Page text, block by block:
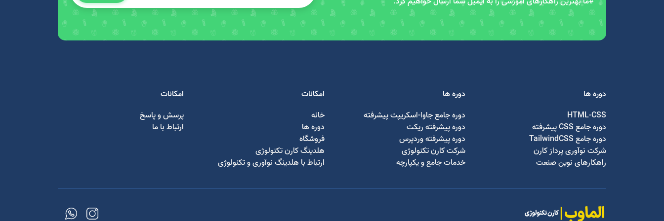
دوره ها
HTML-CSS
دوره جامع CSS پیشرفته
دوره جامع TailwindCSS
شرکت نوآوری پرداز کارن
راهکارهای نوین صنعت
دوره ها
دوره جامع جاوا-اسکریپت پیشرفته
دوره پیشرفته ریکت
دوره پیشرفته وردپرس
شرکت کارن تکنولوژی
خدمات جامع و یکپارچه
امکانات
خانه
دوره ها
فروشگاه
هلدینگ کارن تکنولوژی
ارتباط با هلدینگ نوآوری و تکنولوژی
امکانات
پرسش و پاسخ
ارتباط با ما